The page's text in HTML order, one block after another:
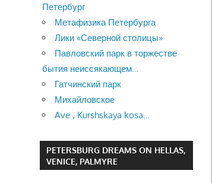
Петербург
Метафизика Петербурга
Лики «Северной столицы»
Павловский парк в торжестве
бытия неиссякающем…
Гатчинский парк
Михайловское
Ave , Kurshskaya kosa…
PETERSBURG DREAMS ON HELLAS,
VENICE, PALMYRE